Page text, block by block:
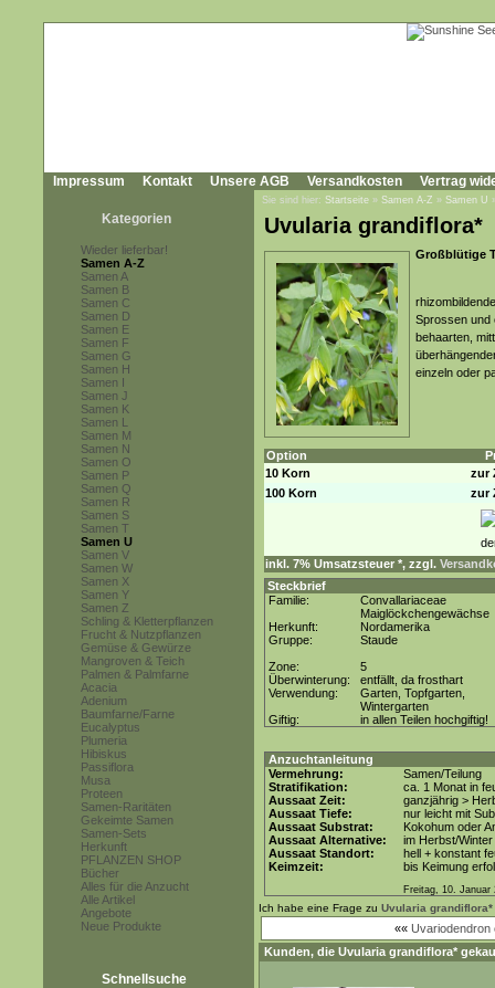
Impressum Kontakt Unsere AGB Versandkosten Vertrag
Kategorien
Wieder lieferbar!
Samen A-Z
Samen A
Samen B
Samen C
Samen D
Samen E
Samen F
Samen G
Samen H
Samen I
Samen J
Samen K
Samen L
Samen M
Samen N
Samen O
Samen P
Samen Q
Samen R
Samen S
Samen T
Samen U
Samen V
Samen W
Samen X
Samen Y
Samen Z
Schling & Kletterpflanzen
Frucht & Nutzpflanzen
Gemüse & Gewürze
Mangroven & Teich
Palmen & Palmfarne
Acacia
Adenium
Baumfarne/Farne
Eucalyptus
Plumeria
Hibiskus
Passiflora
Musa
Proteen
Samen-Raritäten
Gekeimte Samen
Samen-Sets
Herkunft
PFLANZEN SHOP
Bücher
Alles für die Anzucht
Alle Artikel
Angebote
Neue Produkte
Schnellsuche
Sie sind hier: Startseite » Samen A-Z » Samen U
Uvularia grandiflora*
Großblütige
Sprossen und
behaarten,
einzeln oder
Option
10 Korn
zur
100 Korn
zur
inkl. 7% Umsatzsteuer *, zzgl.
Steckbrief
Familie:
Convallariaceae
Maiglöckchengewächse
Herkunft:
Nordamerika
Gruppe:
Staude
Zone:
5
Überwinterung:
entfällt, da frosthart
Verwendung:
Garten, Topfgarten,
Wintergarten
Giftig:
in allen Teilen hochgiftig!
Anzuchtanleitung
Vermehrung:
Samen/Teilung
Stratifikation:
ca. 1 Monat in
Aussaat Zeit:
ganzjährig >
Aussaat Tiefe:
nur leicht mit
Aussaat Substrat:
Kokohum oder
Aussaat Alternative:
im Herbst/
Aussaat Standort:
hell + konstant
Keimzeit:
bis Keimung
Freitag, 10. Januar
Ich habe eine Frage zu Uvularia grandiflora*
«« Uvariodendron
Kunden, die Uvularia grandiflora*